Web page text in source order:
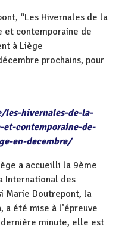
“Les Hivernales de la
et contemporaine de
à Liège
prochains, pour
hivernales-de-la-
et-contemporaine-de-
en-decembre/
a accueilli la 9ème
International des
Marie Doutrepont, la
été mise à l’épreuve
dernière minute, elle est